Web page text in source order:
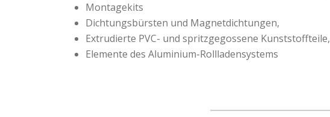
Montagekits
Dichtungsbürsten und Magnetdichtungen,
Extrudierte PVC- und spritzgegossene Kunststoffteile,
Elemente des Aluminium-Rollladensystems